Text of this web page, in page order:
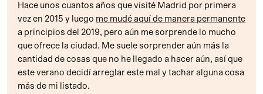
Hace unos cuantos años que visité Madrid por primera
vez en 2015 y luego me mudé aquí de manera permanente
a principios del 2019, pero aún me sorprende lo mucho
que ofrece la ciudad. Me suele sorprender aún más la
cantidad de cosas que no he llegado a hacer aún, así que
este verano decidí arreglar este mal y tachar alguna cosa
más de mi listado.